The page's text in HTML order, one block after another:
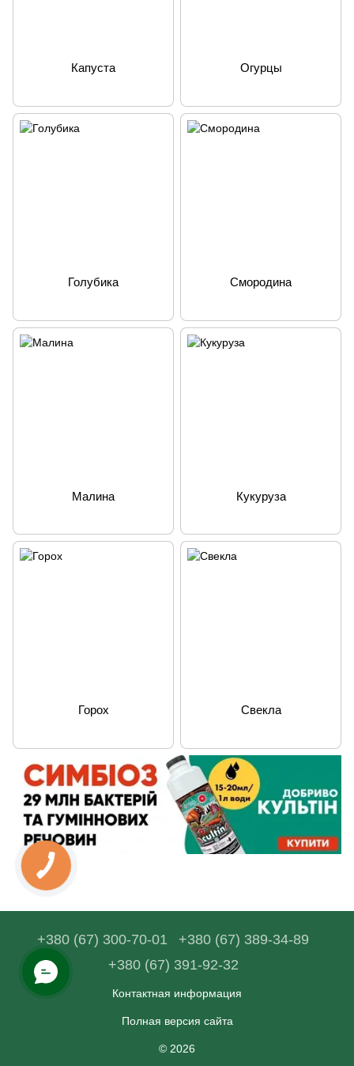
Капуста Огурцы
Голубика Смородина
Малина Кукуруза
Горох Свекла
+380 (67) 300-70-01
+380 (67) 389-34-89
+380 (67) 391-92-32
Контактная информация
Полная версия сайта
© 2026